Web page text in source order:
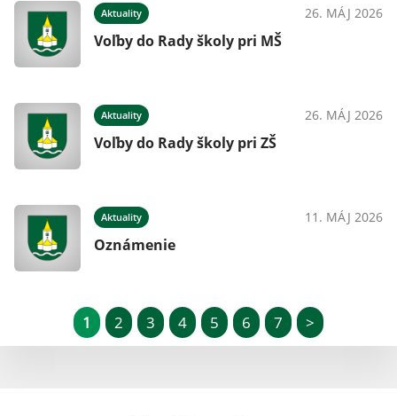
Aktuality 26. MÁJ 2026
Voľby do Rady školy pri MŠ
Aktuality 26. MÁJ 2026
Voľby do Rady školy pri ZŠ
Aktuality 11. MÁJ 2026
Oznámenie
1 2 3 4 5 6 7 >